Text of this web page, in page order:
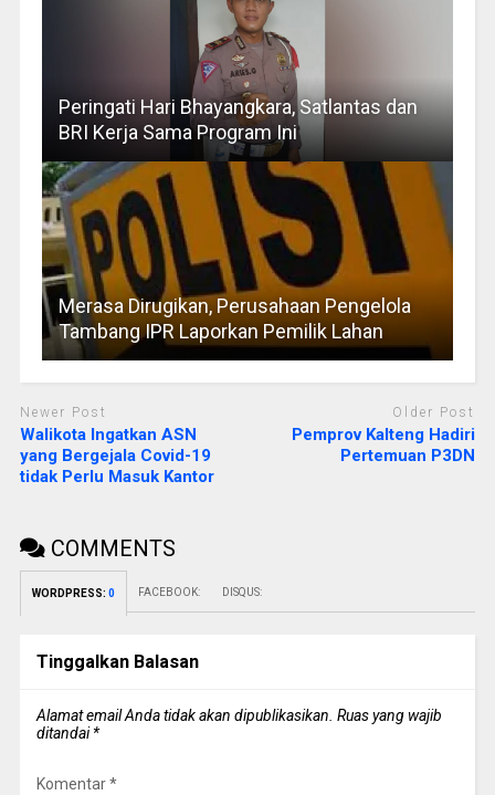
Peringati Hari Bhayangkara, Satlantas dan
BRI Kerja Sama Program Ini
Merasa Dirugikan, Perusahaan Pengelola
Tambang IPR Laporkan Pemilik Lahan
Newer Post
Walikota Ingatkan ASN
yang Bergejala Covid-19
tidak Perlu Masuk Kantor
Older Post
Pemprov Kalteng Hadiri
Pertemuan P3DN
COMMENTS
WORDPRESS: 0 FACEBOOK: DISQUS:
Tinggalkan Balasan
Alamat email Anda tidak akan dipublikasikan. Ruas yang wajib
ditandai*
Komentar*